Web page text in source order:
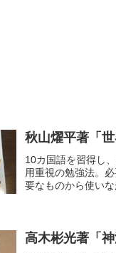
秋山燿平著「
10カ国語を習得し
用重視の勉強法。
要なものから使い
高木彬光著「